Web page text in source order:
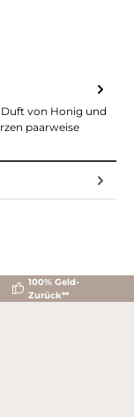
von Honig und
paarweise
100% Geld-
Zurück**